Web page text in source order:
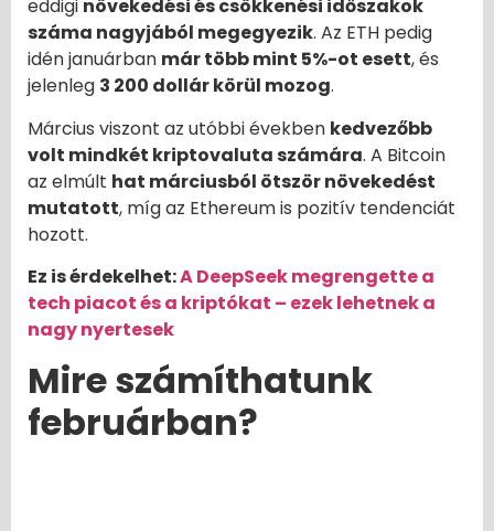
eddigi növekedési és csökkenési időszakok
száma nagyjából megegyezik. Az ETH pedig
idén januárban már több mint 5%-ot esett, és
jelenleg 3 200 dollár körül mozog.
Március viszont az utóbbi években kedvezőbb
volt mindkét kriptovaluta számára. A Bitcoin
az elmúlt hat márciusból ötször növekedést
mutatott, míg az Ethereum is pozitív tendenciát
hozott.
Ez is érdekelhet:A DeepSeek megrengette a
tech piacot és a kriptókat – ezek lehetnek a
nagy nyertesek
Mire számíthatunk
februárban?